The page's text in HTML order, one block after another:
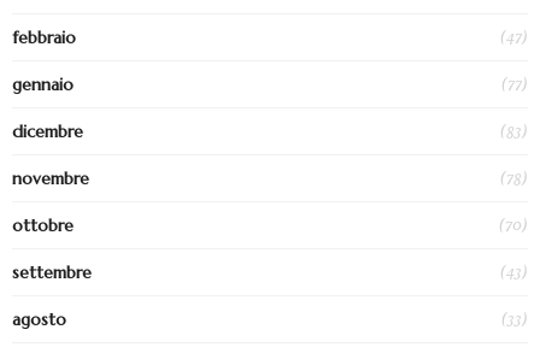
febbraio (47)
gennaio (77)
dicembre (83)
novembre (78)
ottobre (70)
settembre (43)
agosto (33)